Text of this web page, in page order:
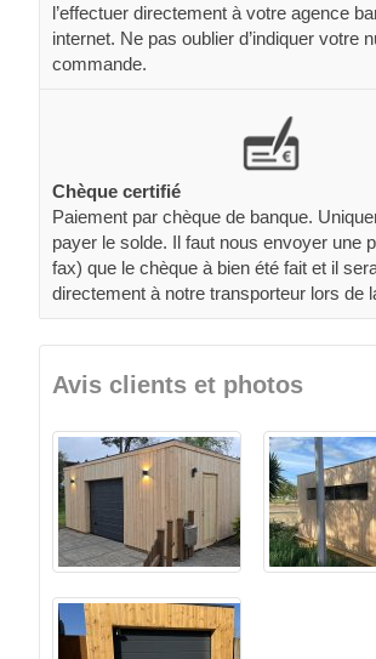
l’effectuer directement à votre agence
internet. Ne pas oublier d’indiquer votre
commande.
Chèque certifié
Paiement par chèque de banque.
payer le solde. Il faut nous envoyer une
fax) que le chèque à bien été fait et il
directement à notre transporteur lors de
Avis clients et photos